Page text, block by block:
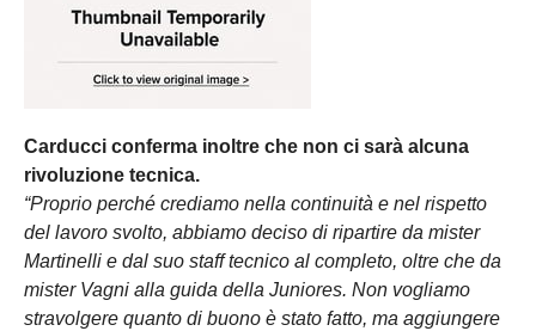
Carducci conferma inoltre che non ci sarà alcuna
rivoluzione tecnica.
“Proprio perché crediamo nella continuità e nel rispetto
del lavoro svolto, abbiamo deciso di ripartire da mister
Martinelli e dal suo staff tecnico al completo, oltre che da
mister Vagni alla guida della Juniores. Non vogliamo
stravolgere quanto di buono è stato fatto, ma aggiungere